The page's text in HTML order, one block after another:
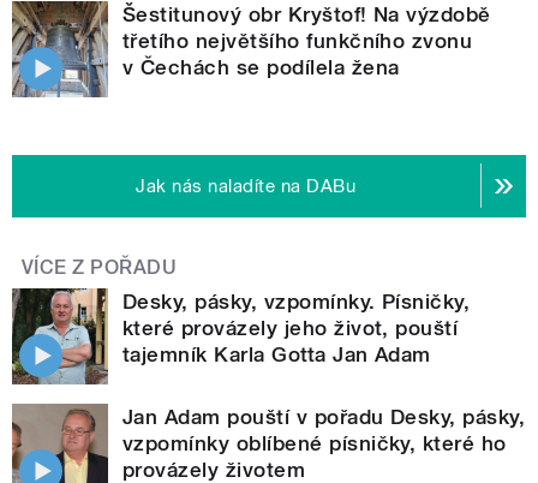
Šestitunový obr Kryštof! Na výzdobě
třetího největšího funkčního zvonu
v Čechách se podílela žena
Jak nás naladíte na DABu
VÍCE Z POŘADU
Desky, pásky, vzpomínky. Písničky,
které provázely jeho život, pouští
tajemník Karla Gotta Jan Adam
Jan Adam pouští v pořadu Desky, pásky,
vzpomínky oblíbené písničky, které ho
provázely životem